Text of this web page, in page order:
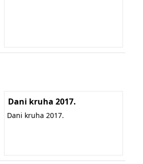
Dani kruha 2017.
Dani kruha 2017.